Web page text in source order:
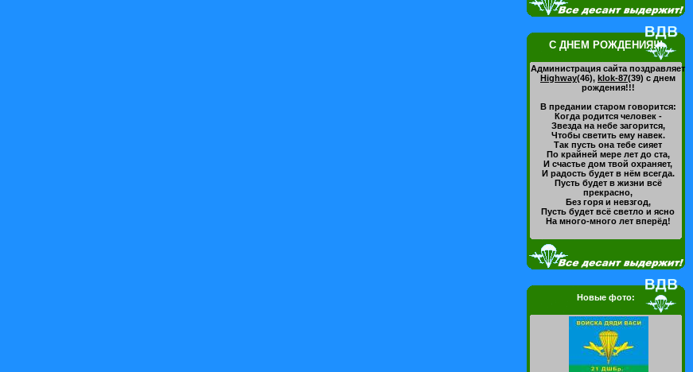
С ДНЕМ РОЖДЕНИЯ!!!
Администрация сайта поздравляет
Highway(46), klok-87(39) с днем
рождения!!!
В предании старом говорится:
Когда родится человек -
Звезда на небе загорится,
Чтобы светить ему навек.
Так пусть она тебе сияет
По крайней мере лет до ста,
И счастье дом твой охраняет,
И радость будет в нём всегда.
Пусть будет в жизни всё
прекрасно,
Без горя и невзгод,
Пусть будет всё светло и ясно
На много-много лет вперёд!
Новые фото: